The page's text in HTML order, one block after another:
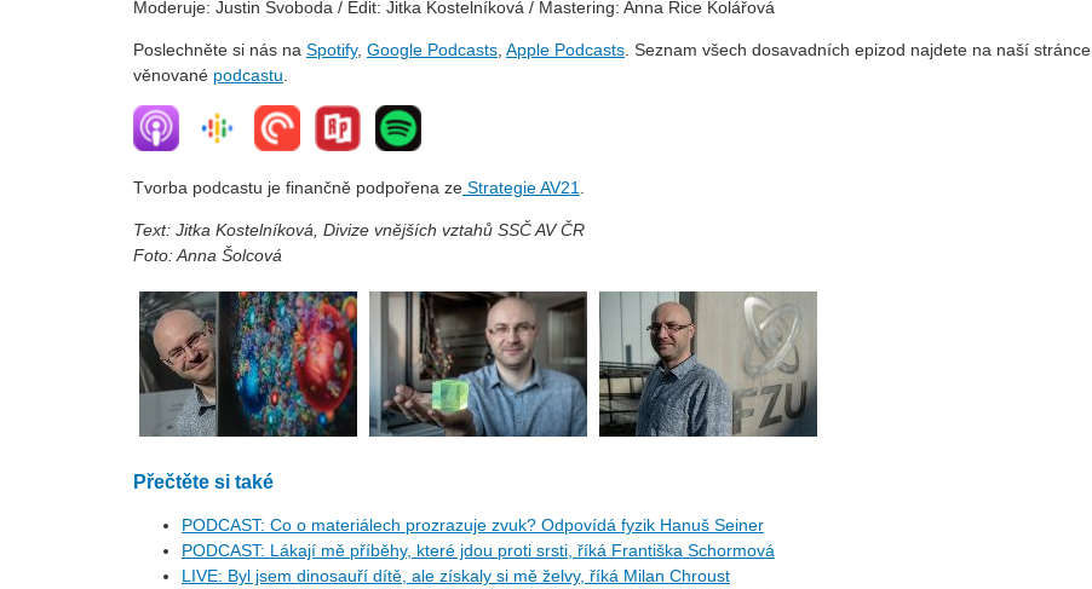
Moderuje: Justin Svoboda / Edit: Jitka Kostelníková / Mastering: Anna Rice Kolářová
Poslechněte si nás na Spotify, Google Podcasts, Apple Podcasts. Seznam všech dosavadních epizod najdete na naší stránce
věnované podcastu.
Tvorba podcastu je finančně podpořena ze Strategie AV21.
Text: Jitka Kostelníková, Divize vnějších vztahů SSČ AV ČR
Foto: Anna Šolcová
Přečtěte si také
PODCAST: Co o materiálech prozrazuje zvuk? Odpovídá fyzik Hanuš Seiner
PODCAST: Lákají mě příběhy, které jdou proti srsti, říká Františka Schormová
LIVE: Byl jsem dinosauří dítě, ale získaly si mě želvy, říká Milan Chroust